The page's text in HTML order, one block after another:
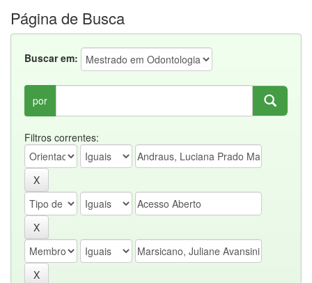
Página de Busca
Buscar em:
por
Filtros correntes: